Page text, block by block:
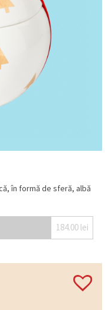
în formă de sferă, albă
184.00 lei